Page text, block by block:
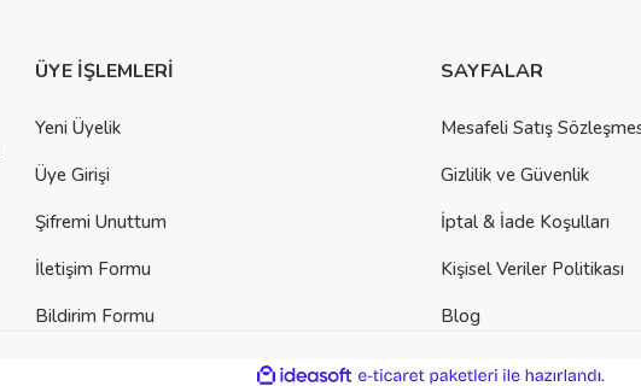
ÜYE İŞLEMLERİ
Yeni Üyelik
Üye Girişi
Şifremi Unuttum
İletişim Formu
Bildirim Formu
SAYFALAR
Mesafeli Satış
Gizlilik ve Güvenlik
İptal & İade Koşulları
Kişisel Veriler Politikası
Blog
ideasoft
e-